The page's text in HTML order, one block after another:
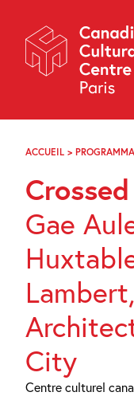
Navigation
About
Off-Site
Explore
Archives
f i
FR EN
ACCUEIL >
Gae
City
Centre culturel